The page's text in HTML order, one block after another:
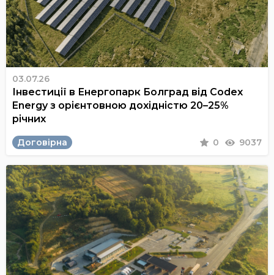
03.07.26
Інвестиції в Енергопарк Болград від Codex
Energy з орієнтовною дохідністю 20–25%
річних
Договірна 0 9037